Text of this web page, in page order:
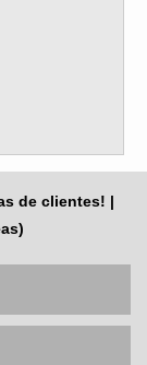
de clientes! |